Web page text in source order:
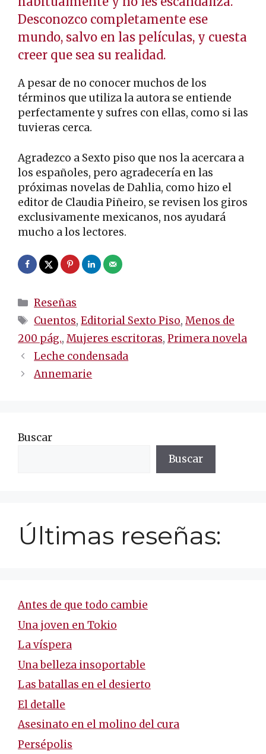
Desconozco completamente ese
mundo, salvo en las películas, y cuesta
creer que sea su realidad.
A pesar de no conocer muchos de los
términos que utiliza la autora se entiende
perfectamente y sufres con ellas, como si las
tuvieras cerca.
Agradezco a Sexto piso que nos la acercara a
los españoles, pero agradecería en las
próximas novelas de Dahlia, como hizo el
editor de Claudia Piñeiro, se revisen los giros
exclusivamente mexicanos, nos ayudará
mucho a los lectores.
Categorías
Reseñas
Etiquetas
Cuentos,Editorial Sexto Piso,Menos de
200 pág., Mujeres escritoras, Primera novela
Navegación
de
Leche condensada
Annemarie
Buscar
Buscar
Últimas reseñas:
Antes de que todo cambie
Una joven en Tokio
La víspera
Una belleza insoportable
Las batallas en el desierto
El detalle
Asesinato en el molino del cura
Persépolis